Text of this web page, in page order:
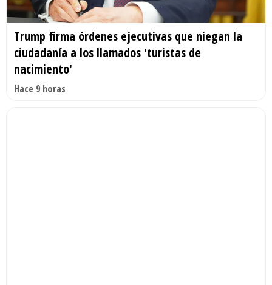
Trump firma órdenes ejecutivas que niegan la
ciudadanía a los llamados 'turistas de
nacimiento'
Hace 9 horas